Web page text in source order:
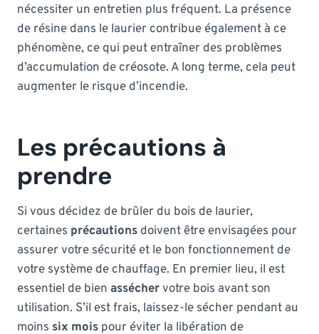
nécessiter un entretien plus fréquent. La présence
de résine dans le laurier contribue également à ce
phénomène, ce qui peut entraîner des problèmes
d’accumulation de créosote. A long terme, cela peut
augmenter le risque d’incendie.
Les précautions à
prendre
Si vous décidez de brûler du bois de laurier,
certaines précautions doivent être envisagées pour
assurer votre sécurité et le bon fonctionnement de
votre système de chauffage. En premier lieu, il est
essentiel de bien asséchervotre bois avant son
utilisation. S’il est frais, laissez-le sécher pendant au
moins six mois pour éviter la libération de